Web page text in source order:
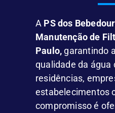
A PS dos
Manutenção de
Paulo, garantindo
qualidade da água
residências,
estabelecimentos
compromisso é